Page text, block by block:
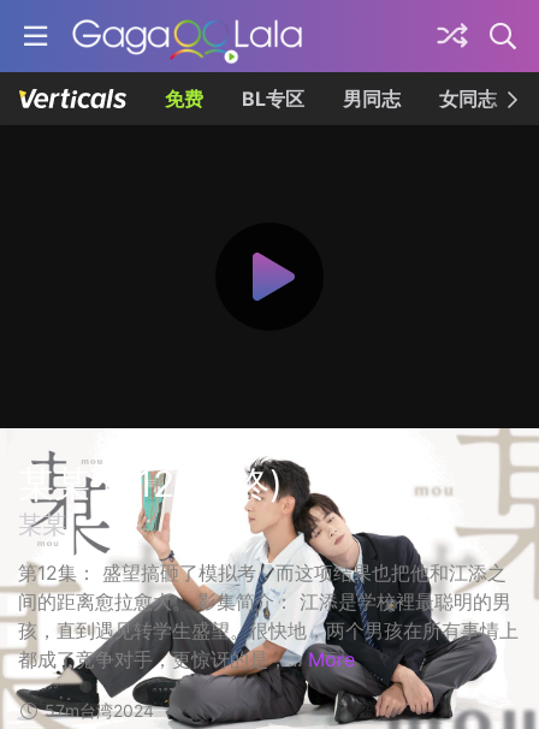
免费 BL专区 男同志 女同志
某某 第12集 (终)
某某
第12集： 盛望搞砸了模拟考，而这项结果也把他和江添之
间的距离愈拉愈大。 影集简介： 江添是学校裡最聪明的男
孩，直到遇见转学生盛望。很快地，两个男孩在所有事情上
都成了竞争对手，更惊讶的是，... More
57m台湾2024